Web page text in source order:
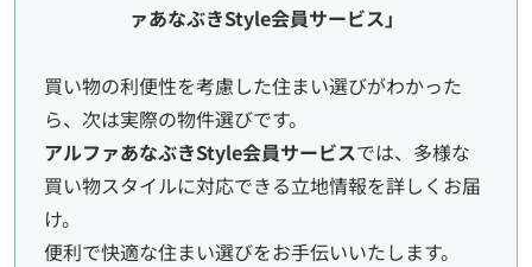
ァあなぶきStyle会員サービス」
買い物の利便性を考慮した住まい選びがわかった
ら、次は実際の物件選びです。
アルファあなぶきStyle会員サービスでは、多様な
買い物スタイルに対応できる立地情報を詳しくお届
け。
便利で快適な住まい選びをお手伝いいたします。